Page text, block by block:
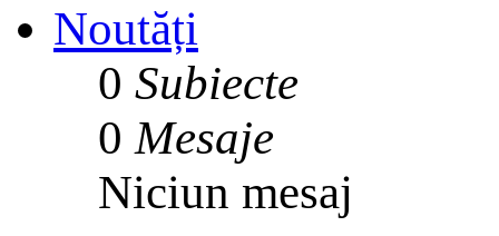
Noutăți
0 Subiecte
0 Mesaje
Niciun mesaj